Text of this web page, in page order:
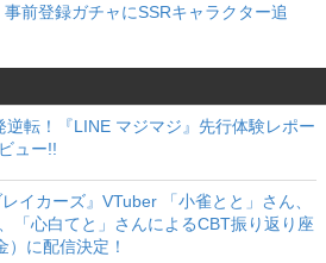
前登録ガチャにSSRキャラクター追
逆転！『LINE マジマジ』先行体験レポー
ュー!!
レイカーズ』VTuber 「小雀とと」さん、
「心白てと」さんによるCBT振り返り座
に配信決定！